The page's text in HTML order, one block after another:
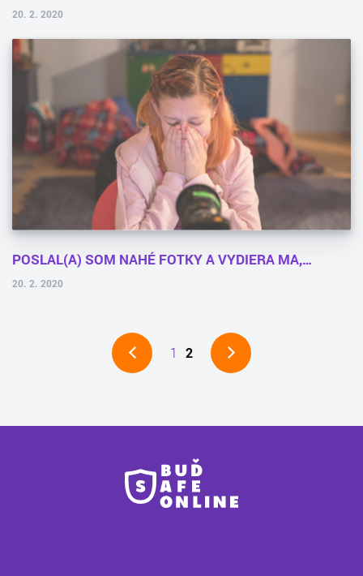
20. 2. 2020
POSLAL(A) SOM NAHÉ FOTKY A VYDIERA MA,…
20. 2. 2020
1 2